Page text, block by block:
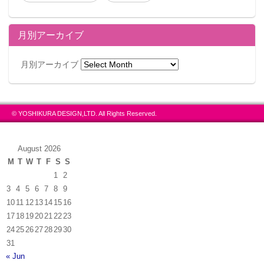
月別アーカイブ
月別アーカイブ
© YOSHIKURA DESIGN,LTD. All Rights Reserved.
August 2026
M T W T F S S
1
2
3
4 5 6 7 8
9
10 11 12 13 14 15 16
17 18 19 20 21 22 23
24 25 26 27 28 2930
31
« Jun